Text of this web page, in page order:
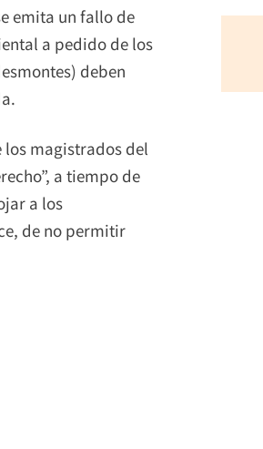
emita un fallo de
a pedido de los
deben
magistrados del
a tiempo de
a los
de no permitir